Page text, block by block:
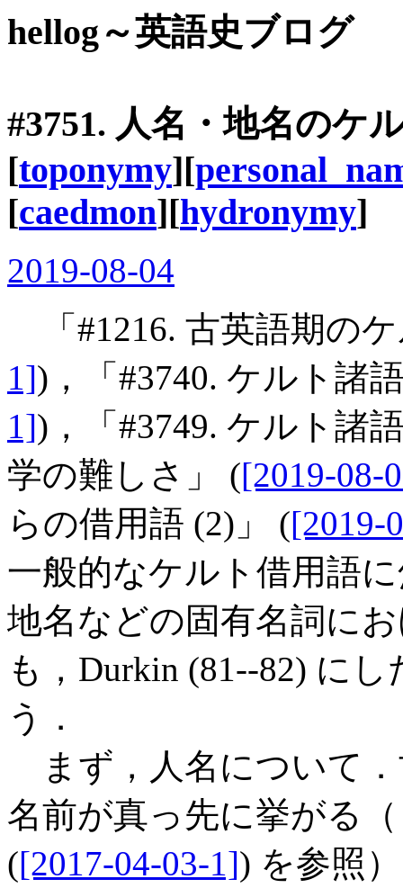
hellog～英語史ブログ
#3751. 人名・地名のケ
[toponymy][
[caedmon][hydronymy]
2019-08-04
「#1216. 古英語期の
1])，「#3740. ケルト諸
1])，「#3749. ケルト諸
学の難しさ」 ([2019-08-
らの借用語 (2)」 ([2019-
一般的なケルト借用語
地名などの固有名詞に
も，Durkin (81--82) に
う．
まず，人名について
名前が真っ先に挙がる（
([2017-04-03-1]) を参照